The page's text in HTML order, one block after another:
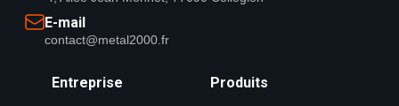
E-mail
contact@metal2000.fr
Entreprise Produits